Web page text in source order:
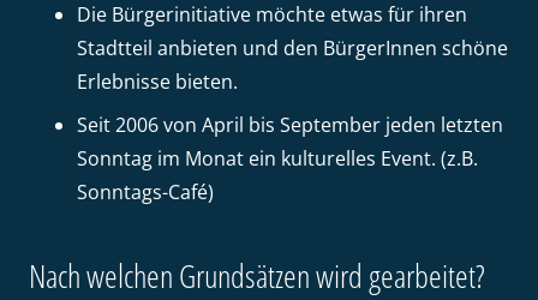
Die Bürgerinitiative möchte etwas für ihren
Stadtteil anbieten und den BürgerInnen schöne
Erlebnisse bieten.
Seit 2006 von April bis September jeden letzten
Sonntag im Monat ein kulturelles Event. (z.B.
Sonntags-Café)
Nach welchen Grundsätzen wird gearbeitet?